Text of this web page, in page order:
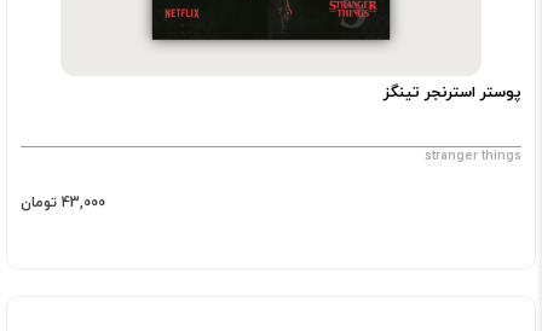
پوستر استرنجر تینگز
stranger things
43,000 تومان